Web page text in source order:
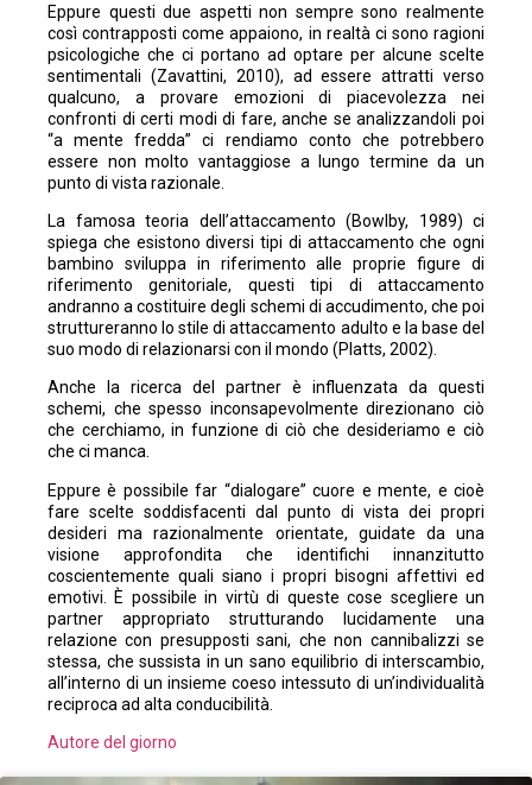
Eppure questi due aspetti non sempre sono realmente
così contrapposti come appaiono, in realtà ci sono ragioni
psicologiche che ci portano ad optare per alcune scelte
sentimentali (Zavattini, 2010), ad essere attratti verso
qualcuno, a provare emozioni di piacevolezza nei
confronti di certi modi di fare, anche se analizzandoli poi
“a mente fredda” ci rendiamo conto che potrebbero
essere non molto vantaggiose a lungo termine da un
punto di vista razionale.
La famosa teoria dell’attaccamento (Bowlby, 1989) ci
spiega che esistono diversi tipi di attaccamento che ogni
bambino sviluppa in riferimento alle proprie figure di
riferimento genitoriale, questi tipi di attaccamento
andranno a costituire degli schemi di accudimento, che poi
struttureranno lo stile di attaccamento adulto e la base del
suo modo di relazionarsi con il mondo (Platts, 2002).
Anche la ricerca del partner è influenzata da questi
schemi, che spesso inconsapevolmente direzionano ciò
che cerchiamo, in funzione di ciò che desideriamo e ciò
che ci manca.
Eppure è possibile far “dialogare” cuore e mente, e cioè
fare scelte soddisfacenti dal punto di vista dei propri
desideri ma razionalmente orientate, guidate da una
visione approfondita che identifichi innanzitutto
coscientemente quali siano i propri bisogni affettivi ed
emotivi. È possibile in virtù di queste cose scegliere un
partner appropriato strutturando lucidamente una
relazione con presupposti sani, che non cannibalizzi se
stessa, che sussista in un sano equilibrio di interscambio,
all’interno di un insieme coeso intessuto di un’individualità
reciproca ad alta conducibilità.
Autore del giorno